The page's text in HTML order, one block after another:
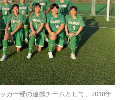
カー部の連携チームとして、2018年